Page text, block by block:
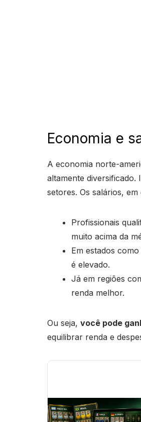
Economia e
A economia norte-
altamente diversificado.
setores. Os salários,
Profissionais
muito acima da
Em estados
é elevado.
Já em regiões
renda melhor.
Ou seja, você pode
equilibrar renda e